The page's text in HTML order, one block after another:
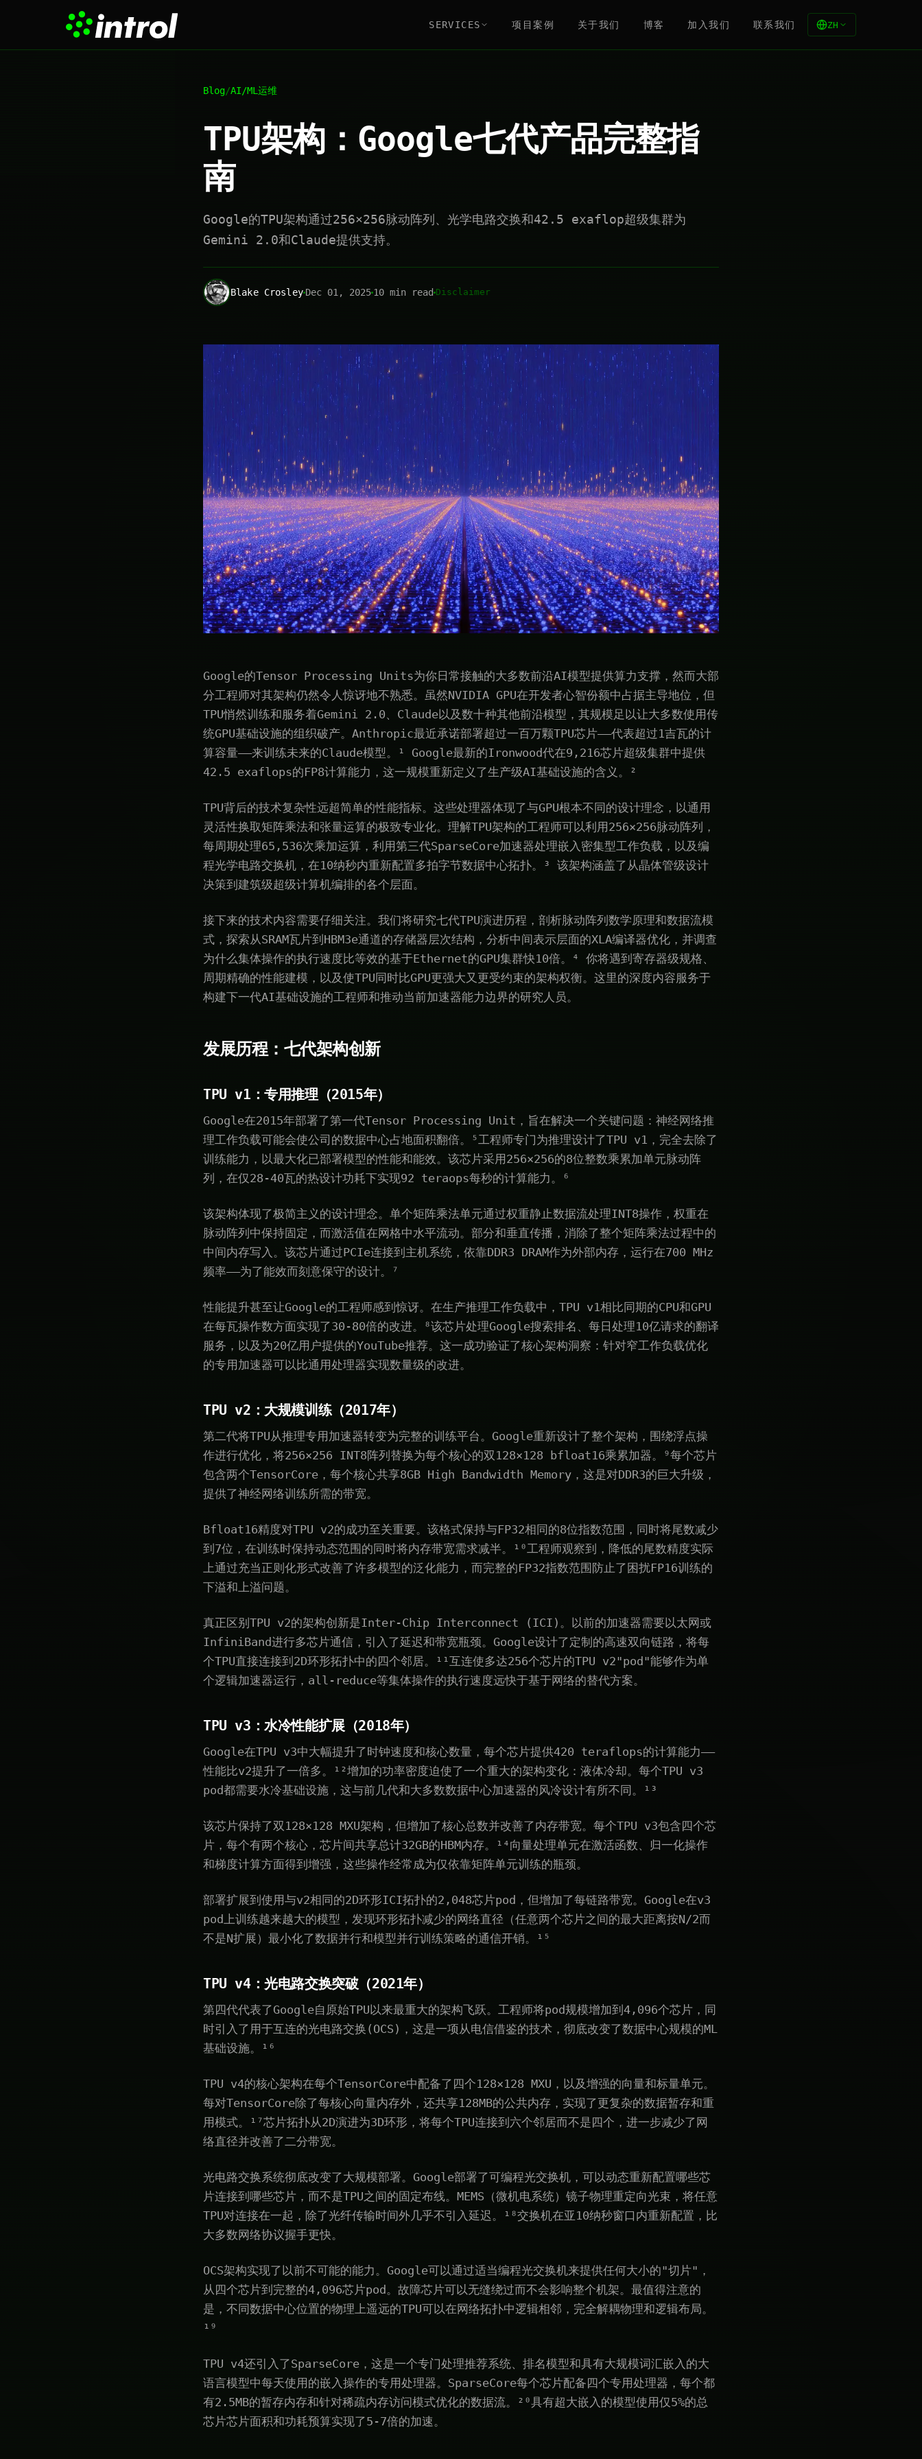
SERVICES 项目案例 关于我们 博客 加入我们 联系我们 ZH
Blog/AI/ML运维
TPU架构：Google七代产品完整指
南
Google的TPU架构通过256×256脉动阵列、光学电路交换和42.5 exaflop超级集群为
Gemini 2.0和Claude提供支持。
Blake CrosleyDec 01, 202510 min read Disclaimer
Google的Tensor Processing Units为你日常接触的大多数前沿AI模型提供算力支撑，然而大部
分工程师对其架构仍然令人惊讶地不熟悉。虽然NVIDIA GPU在开发者心智份额中占据主导地位，但
TPU悄然训练和服务着Gemini 2.0、Claude以及数十种其他前沿模型，其规模足以让大多数使用传
统GPU基础设施的组织破产。Anthropic最近承诺部署超过一百万颗TPU芯片——代表超过1吉瓦的计
算容量——来训练未来的Claude模型。¹ Google最新的Ironwood代在9,216芯片超级集群中提供
42.5 exaflops的FP8计算能力，这一规模重新定义了生产级AI基础设施的含义。²
TPU背后的技术复杂性远超简单的性能指标。这些处理器体现了与GPU根本不同的设计理念，以通用
灵活性换取矩阵乘法和张量运算的极致专业化。理解TPU架构的工程师可以利用256×256脉动阵列，
每周期处理65,536次乘加运算，利用第三代SparseCore加速器处理嵌入密集型工作负载，以及编
程光学电路交换机，在10纳秒内重新配置多拍字节数据中心拓扑。³ 该架构涵盖了从晶体管级设计
决策到建筑级超级计算机编排的各个层面。
接下来的技术内容需要仔细关注。我们将研究七代TPU演进历程，剖析脉动阵列数学原理和数据流模
式，探索从SRAM瓦片到HBM3e通道的存储器层次结构，分析中间表示层面的XLA编译器优化，并调查
为什么集体操作的执行速度比等效的基于Ethernet的GPU集群快10倍。⁴ 你将遇到寄存器级规格、
周期精确的性能建模，以及使TPU同时比GPU更强大又更受约束的架构权衡。这里的深度内容服务于
构建下一代AI基础设施的工程师和推动当前加速器能力边界的研究人员。
发展历程：七代架构创新
TPU v1：专用推理（2015年）
Google在2015年部署了第一代Tensor Processing Unit，旨在解决一个关键问题：神经网络推
理工作负载可能会使公司的数据中心占地面积翻倍。⁵工程师专门为推理设计了TPU v1，完全去除了
训练能力，以最大化已部署模型的性能和能效。该芯片采用256×256的8位整数乘累加单元脉动阵
列，在仅28-40瓦的热设计功耗下实现92 teraops每秒的计算能力。⁶
该架构体现了极简主义的设计理念。单个矩阵乘法单元通过权重静止数据流处理INT8操作，权重在
脉动阵列中保持固定，而激活值在网格中水平流动。部分和垂直传播，消除了整个矩阵乘法过程中的
中间内存写入。该芯片通过PCIe连接到主机系统，依靠DDR3 DRAM作为外部内存，运行在700 MHz
频率——为了能效而刻意保守的设计。⁷
性能提升甚至让Google的工程师感到惊讶。在生产推理工作负载中，TPU v1相比同期的CPU和GPU
在每瓦操作数方面实现了30-80倍的改进。⁸该芯片处理Google搜索排名、每日处理10亿请求的翻译
服务，以及为20亿用户提供的YouTube推荐。这一成功验证了核心架构洞察：针对窄工作负载优化
的专用加速器可以比通用处理器实现数量级的改进。
TPU v2：大规模训练（2017年）
第二代将TPU从推理专用加速器转变为完整的训练平台。Google重新设计了整个架构，围绕浮点操
作进行优化，将256×256 INT8阵列替换为每个核心的双128×128 bfloat16乘累加器。⁹每个芯片
包含两个TensorCore，每个核心共享8GB High Bandwidth Memory，这是对DDR3的巨大升级，
提供了神经网络训练所需的带宽。
Bfloat16精度对TPU v2的成功至关重要。该格式保持与FP32相同的8位指数范围，同时将尾数减少
到7位，在训练时保持动态范围的同时将内存带宽需求减半。¹⁰工程师观察到，降低的尾数精度实际
上通过充当正则化形式改善了许多模型的泛化能力，而完整的FP32指数范围防止了困扰FP16训练的
下溢和上溢问题。
真正区别TPU v2的架构创新是Inter-Chip Interconnect (ICI)。以前的加速器需要以太网或
InfiniBand进行多芯片通信，引入了延迟和带宽瓶颈。Google设计了定制的高速双向链路，将每
个TPU直接连接到2D环形拓扑中的四个邻居。¹¹互连使多达256个芯片的TPU v2"pod"能够作为单
个逻辑加速器运行，all-reduce等集体操作的执行速度远快于基于网络的替代方案。
TPU v3：水冷性能扩展（2018年）
Google在TPU v3中大幅提升了时钟速度和核心数量，每个芯片提供420 teraflops的计算能力——
性能比v2提升了一倍多。¹²增加的功率密度迫使了一个重大的架构变化：液体冷却。每个TPU v3
pod都需要水冷基础设施，这与前几代和大多数数据中心加速器的风冷设计有所不同。¹³
该芯片保持了双128×128 MXU架构，但增加了核心总数并改善了内存带宽。每个TPU v3包含四个芯
片，每个有两个核心，芯片间共享总计32GB的HBM内存。¹⁴向量处理单元在激活函数、归一化操作
和梯度计算方面得到增强，这些操作经常成为仅依靠矩阵单元训练的瓶颈。
部署扩展到使用与v2相同的2D环形ICI拓扑的2,048芯片pod，但增加了每链路带宽。Google在v3
pod上训练越来越大的模型，发现环形拓扑减少的网络直径（任意两个芯片之间的最大距离按N/2而
不是N扩展）最小化了数据并行和模型并行训练策略的通信开销。¹⁵
TPU v4：光电路交换突破（2021年）
第四代代表了Google自原始TPU以来最重大的架构飞跃。工程师将pod规模增加到4,096个芯片，同
时引入了用于互连的光电路交换(OCS)，这是一项从电信借鉴的技术，彻底改变了数据中心规模的ML
基础设施。¹⁶
TPU v4的核心架构在每个TensorCore中配备了四个128×128 MXU，以及增强的向量和标量单元。
每对TensorCore除了每核心向量内存外，还共享128MB的公共内存，实现了更复杂的数据暂存和重
用模式。¹⁷芯片拓扑从2D演进为3D环形，将每个TPU连接到六个邻居而不是四个，进一步减少了网
络直径并改善了二分带宽。
光电路交换系统彻底改变了大规模部署。Google部署了可编程光交换机，可以动态重新配置哪些芯
片连接到哪些芯片，而不是TPU之间的固定布线。MEMS（微机电系统）镜子物理重定向光束，将任意
TPU对连接在一起，除了光纤传输时间外几乎不引入延迟。¹⁸交换机在亚10纳秒窗口内重新配置，比
大多数网络协议握手更快。
OCS架构实现了以前不可能的能力。Google可以通过适当编程光交换机来提供任何大小的"切片"，
从四个芯片到完整的4,096芯片pod。故障芯片可以无缝绕过而不会影响整个机架。最值得注意的
是，不同数据中心位置的物理上遥远的TPU可以在网络拓扑中逻辑相邻，完全解耦物理和逻辑布局。
¹⁹
TPU v4还引入了SparseCore，这是一个专门处理推荐系统、排名模型和具有大规模词汇嵌入的大
语言模型中每天使用的嵌入操作的专用处理器。SparseCore每个芯片配备四个专用处理器，每个都
有2.5MB的暂存内存和针对稀疏内存访问模式优化的数据流。²⁰具有超大嵌入的模型使用仅5%的总
芯片芯片面积和功耗预算实现了5-7倍的加速。